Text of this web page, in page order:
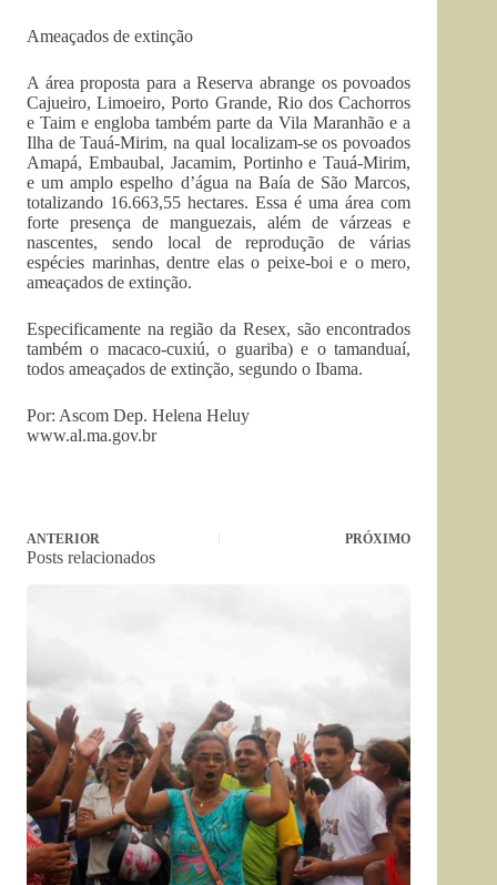
Ameaçados de extinção
A área proposta para a Reserva abrange os povoados
Cajueiro, Limoeiro, Porto Grande, Rio dos Cachorros
e Taim e engloba também parte da Vila Maranhão e a
Ilha de Tauá-Mirim, na qual localizam-se os povoados
Amapá, Embaubal, Jacamim, Portinho e Tauá-Mirim,
e um amplo espelho d’água na Baía de São Marcos,
totalizando 16.663,55 hectares. Essa é uma área com
forte presença de manguezais, além de várzeas e
nascentes, sendo local de reprodução de várias
espécies marinhas, dentre elas o peixe-boi e o mero,
ameaçados de extinção.
Especificamente na região da Resex, são encontrados
também o macaco-cuxiú, o guariba) e o tamanduaí,
todos ameaçados de extinção, segundo o Ibama.
Por: Ascom Dep. Helena Heluy
www.al.ma.gov.br
ANTERIOR PRÓXIMO
Posts relacionados